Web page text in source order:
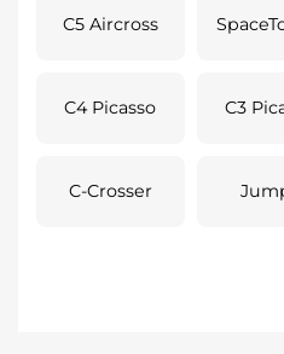
C5 Aircross
C4 Picasso C3
C-Crosser